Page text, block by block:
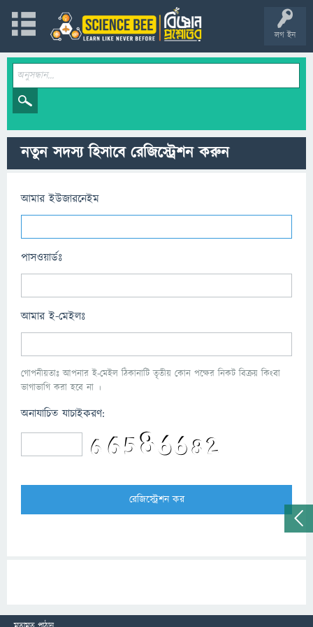
লগ ইন
নতুন সদস্য হিসাবে রেজিস্ট্রেশন করুন
আমার ইউজারনেইম
পাসওয়ার্ডঃ
আমার ই-মেইলঃ
গোপনীয়তাঃ আপনার ই-মেইল ঠিকানাটি তৃতীয় কোন পক্ষের নিকট বিক্রয় কিংবা
ভাগাভাগি করা হবে না ।
অনাযাচিত যাচাইকরণ: